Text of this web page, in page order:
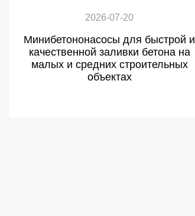
2026-07-20
Минибетононасосы для быстрой и
качественной заливки бетона на
малых и средних строительных
объектах